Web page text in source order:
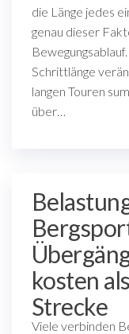
die Länge jedes
genau dieser
Schrittlänge
langen Touren
über…
kosten
Strecke
Viele verbinden